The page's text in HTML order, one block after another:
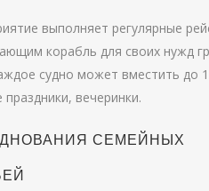
выполняет регулярные
корабль для своих нужд
судно может вместить до
вечеринки.
СЕМЕЙНЫХ